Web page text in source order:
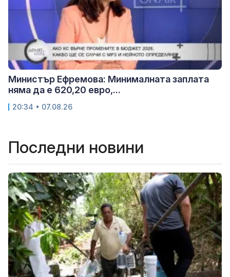
Министър Ефремова: Минималната заплата
няма да е 620,20 евро,...
20:34 • 07.08.26
Последни новини